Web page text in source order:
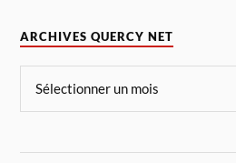
ARCHIVES QUERCY NET